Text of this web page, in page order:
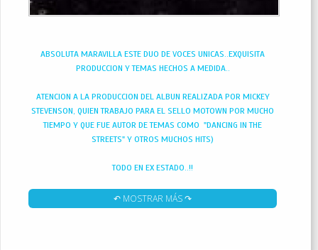
ABSOLUTA MARAVILLA ESTE DUO DE VOCES UNICAS..EXQUISITA
PRODUCCION Y TEMAS HECHOS A MEDIDA..
ATENCION A LA PRODUCCION DEL ALBUN REALIZADA POR MICKEY
STEVENSON, QUIEN TRABAJO PARA EL SELLO MOTOWN POR MUCHO
TIEMPO Y QUE FUE AUTOR DE TEMAS COMO "DANCING IN THE
STREETS" Y OTROS MUCHOS HITS)
TODO EN EX ESTADO..!!
↶ MOSTRAR MÁS ↷